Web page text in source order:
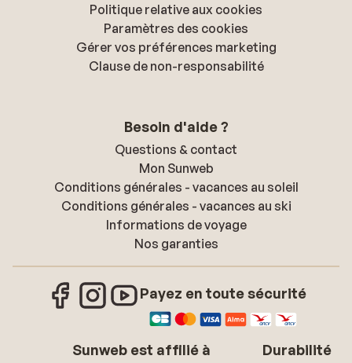
Politique relative aux cookies
Paramètres des cookies
Gérer vos préférences marketing
Clause de non-responsabilité
Besoin d'aide ?
Questions & contact
Mon Sunweb
Conditions générales - vacances au soleil
Conditions générales - vacances au ski
Informations de voyage
Nos garanties
Payez en toute sécurité
Sunweb est affilié à Durabilité